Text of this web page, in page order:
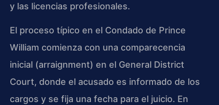
y las licencias profesionales.
El proceso típico en el Condado de Prince
William comienza con una comparecencia
inicial (arraignment) en el General District
Court, donde el acusado es informado de los
cargos y se fija una fecha para el juicio. En